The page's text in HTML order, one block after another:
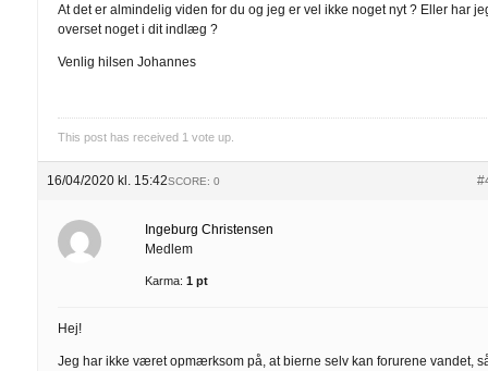
At det er almindelig viden for du og jeg er vel ikke noget nyt ? Eller har
overset noget i dit indlæg ?
Venlig hilsen Johannes
This post has received 1 vote up.
16/04/2020 kl. 15:42SCORE: 0
Ingeburg Christensen
Medlem
Karma: 1 pt
Hej!
Jeg har ikke været opmærksom på, at bierne selv kan forurene vandet,